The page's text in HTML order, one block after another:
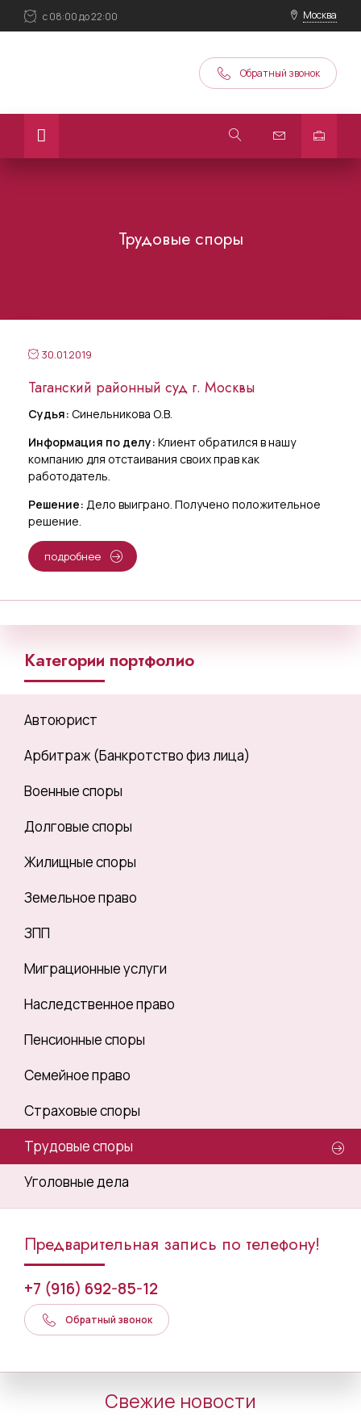
с 08:00 до 22:00 Москва
Обратный звонок
Трудовые споры
30.01.2019
Таганский районный суд г. Москвы
Судья: Синельникова О.В.
Информация по делу: Клиент обратился в нашу
компанию для отстаивания своих прав как
работодатель.
Решение: Дело выиграно. Получено положительное
решение.
подробнее
Категории портфолио
Автоюрист
Арбитраж (Банкротство физ лица)
Военные споры
Долговые споры
Жилищные споры
Земельное право
ЗПП
Миграционные услуги
Наследственное право
Пенсионные споры
Семейное право
Страховые споры
Трудовые споры
Уголовные дела
Предварительная запись по телефону!
+7 (916) 692-85-12
Обратный звонок
Свежие новости